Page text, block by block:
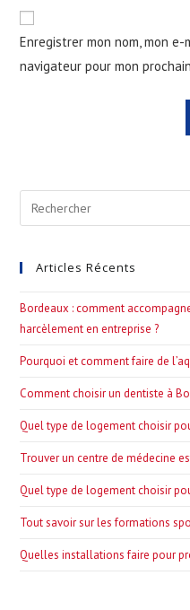
votre
site
(facultatif)
Enregistrer mon nom, mon
navigateur pour mon
Articles Récents
Bordeaux : comment
harcèlement en entreprise ?
Pourquoi et comment faire de
Comment choisir un dentiste à
Quel type de logement choisir
Trouver un centre de médecine
Quel type de logement choisir
Tout savoir sur les formations
Quelles installations faire pour